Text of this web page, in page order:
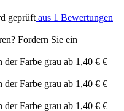
geprüft aus 1 Bewertungen
Fordern Sie ein